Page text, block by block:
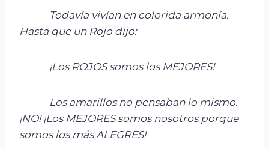
Todavía vivíanen colorida armonía.
Hasta que un Rojo dijo:
¡Los ROJOS somos los MEJORES!
Los amarillos no pensaban lo mismo.
¡NO! ¡Los MEJORES somos nosotros porque
somos los más ALEGRES!